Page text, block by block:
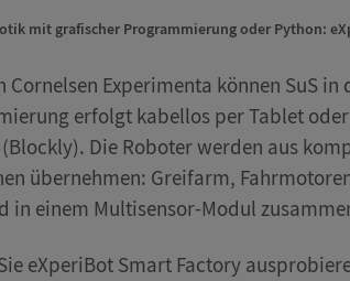
mit grafischer Programmierung oder Python:
Cornelsen Experimenta können SuS
erfolgt kabellos per Tablet
Die Roboter werden aus
übernehmen: Greifarm,
in einem Multisensor-Modul
eXperiBot Smart Factory